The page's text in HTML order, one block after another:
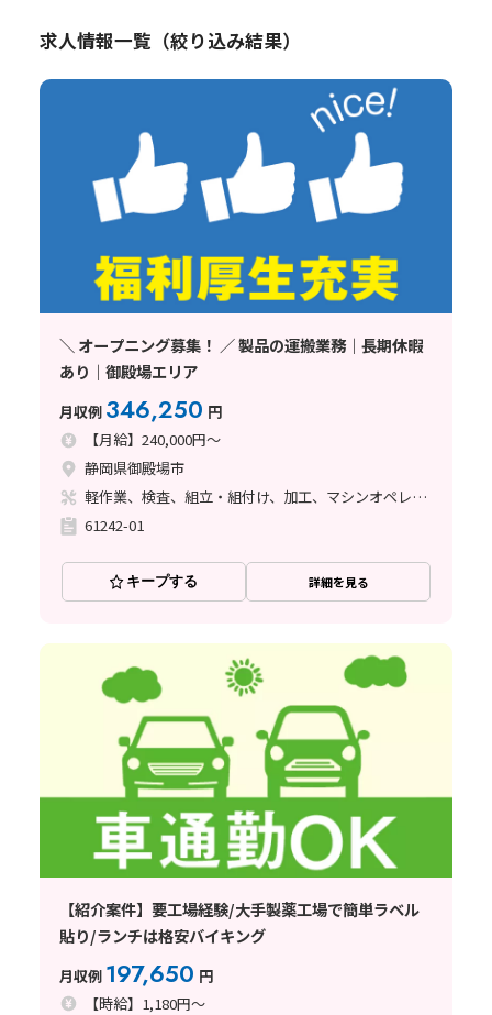
求人情報一覧（絞り込み結果）
＼ オープニング募集！ ／ 製品の運搬業務｜長期休暇
あり｜御殿場エリア
月収例 346,250 円
【月給】240,000円～
静岡県御殿場市
軽作業、検査、組立・組付け、加工、マシンオペレーター、立ち作業
61242-01
キープする 詳細を見る
【紹介案件】要工場経験/大手製薬工場で簡単ラベル
貼り/ランチは格安バイキング
月収例 197,650 円
【時給】1,180円～